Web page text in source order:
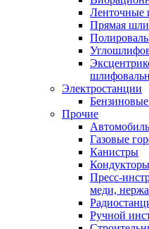
Прямая
Электростанции
Прочие
Газовые
Канистры
Пресс-
меди,
Ручной